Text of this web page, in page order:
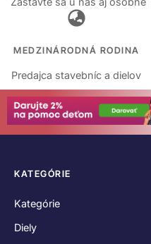
MEDZINÁRODNÁ RODINA
Predajca stavebníc a dielov
KATEGÓRIE
Kategórie
Diely